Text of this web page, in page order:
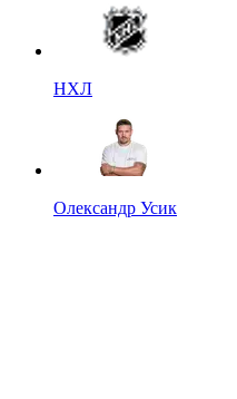
НХЛ
Олександр Усик